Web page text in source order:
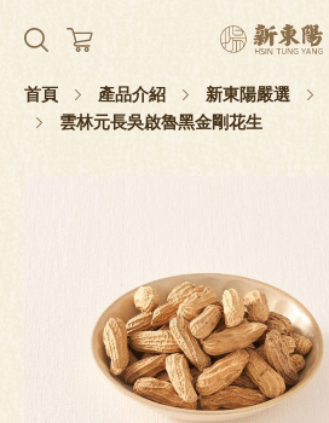
首頁 產品介紹 新東陽嚴選
雲林元長吳啟魯黑金剛花生